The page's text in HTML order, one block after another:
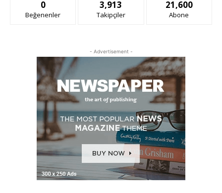
0
Beğenenler
3,913
Takipçiler
21,600
Abone
- Advertisement -